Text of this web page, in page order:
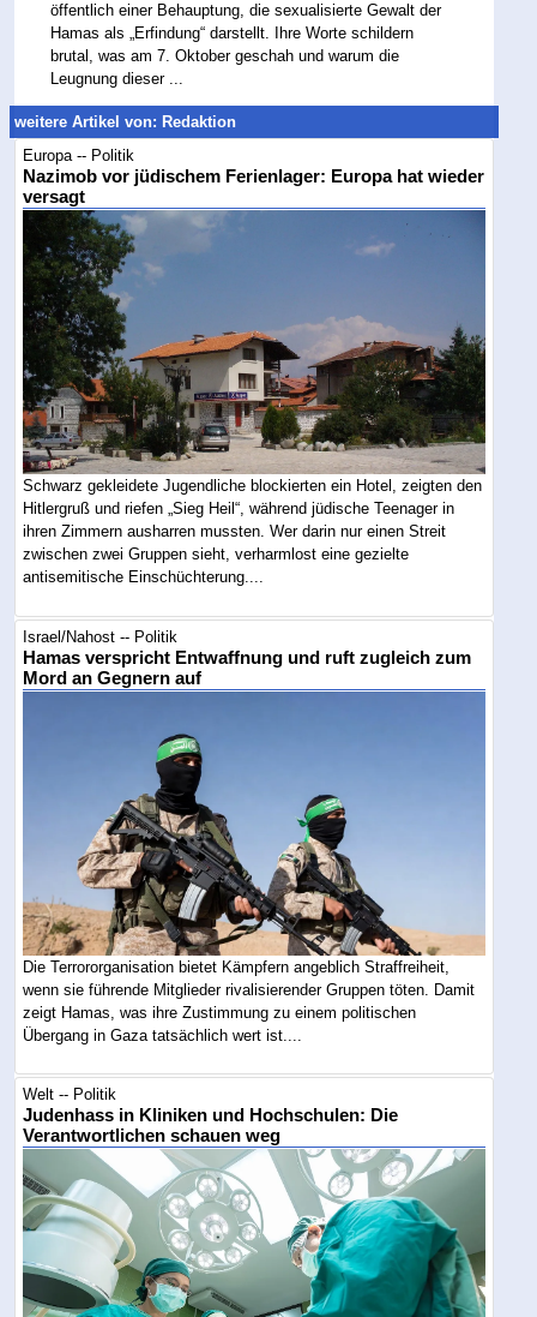
öffentlich einer Behauptung, die sexualisierte Gewalt der
Hamas als „Erfindung“ darstellt. Ihre Worte schildern
brutal, was am 7. Oktober geschah und warum die
Leugnung dieser ...
weitere Artikel von: Redaktion
Europa -- Politik
Nazimob vor jüdischem Ferienlager: Europa hat wieder
versagt
Schwarz gekleidete Jugendliche blockierten ein Hotel, zeigten den
Hitlergruß und riefen „Sieg Heil“, während jüdische Teenager in
ihren Zimmern ausharren mussten. Wer darin nur einen Streit
zwischen zwei Gruppen sieht, verharmlost eine gezielte
antisemitische Einschüchterung....
Israel/Nahost -- Politik
Hamas verspricht Entwaffnung und ruft zugleich zum
Mord an Gegnern auf
Die Terrororganisation bietet Kämpfern angeblich Straffreiheit,
wenn sie führende Mitglieder rivalisierender Gruppen töten. Damit
zeigt Hamas, was ihre Zustimmung zu einem politischen
Übergang in Gaza tatsächlich wert ist....
Welt -- Politik
Judenhass in Kliniken und Hochschulen: Die
Verantwortlichen schauen weg